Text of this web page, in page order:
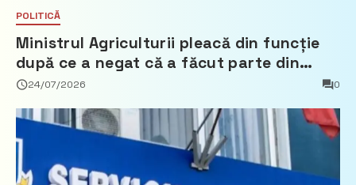
POLITICĂ
Ministrul Agriculturii pleacă din funcție
după ce a negat că a făcut parte din
Partidul Democrat
24/07/2026 0